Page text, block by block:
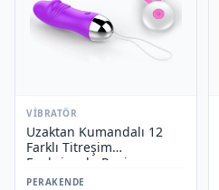
VIBRATÖR
Uzaktan Kumandalı 12
Farklı Titreşim
Fonksiyonlu Penis
Görünümlü Vibratör
PERAKENDE